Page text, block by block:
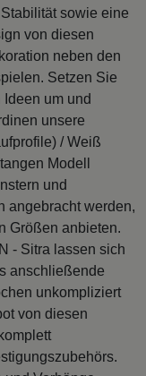
sowie eine
von diesen
neben den
Setzen Sie
um und
unsere
/ Weiß
Modell
und
angebracht werden,
Größen anbieten.
- Sitra lassen sich
anschließende
unkompliziert
von diesen